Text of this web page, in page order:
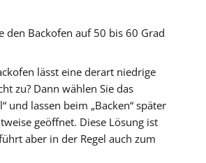
den Backofen auf 50 bis 60 Grad
lässt eine derart niedrige
zu? Dann wählen Sie das
und lassen beim „Backen“ später
geöffnet. Diese Lösung ist
aber in der Regel auch zum